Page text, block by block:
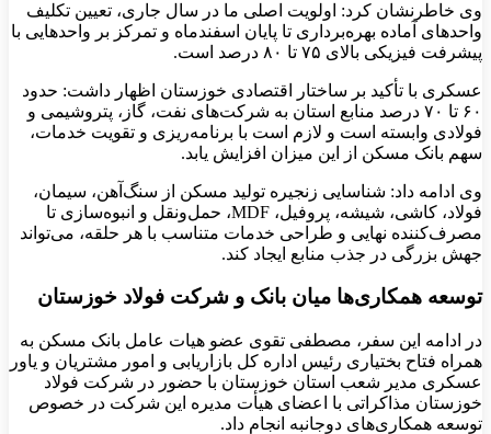
وی خاطرنشان کرد: اولویت اصلی ما در سال جاری، تعیین تکلیف
واحدهای آماده بهره‌برداری تا پایان اسفندماه و تمرکز بر واحدهایی با
پیشرفت فیزیکی بالای ۷۵ تا ۸۰ درصد است.
عسکری با تأکید بر ساختار اقتصادی خوزستان اظهار داشت: حدود
۶۰ تا ۷۰ درصد منابع استان به شرکت‌های نفت، گاز، پتروشیمی و
فولادی وابسته است و لازم است با برنامه‌ریزی و تقویت خدمات،
سهم بانک مسکن از این میزان افزایش یابد.
وی ادامه داد: شناسایی زنجیره تولید مسکن از سنگ‌آهن، سیمان،
فولاد، کاشی، شیشه، پروفیل، MDF، حمل‌ونقل و انبوه‌سازی تا
مصرف‌کننده نهایی و طراحی خدمات متناسب با هر حلقه، می‌تواند
جهش بزرگی در جذب منابع ایجاد کند.
توسعه همکاری‌ها میان بانک و شرکت فولاد خوزستان
در ادامه این سفر، مصطفی تقوی عضو هیات عامل بانک مسکن به
همراه فتاح بختیاری رئیس اداره کل بازاریابی و امور مشتریان و یاور
عسکری مدیر شعب استان خوزستان با حضور در شرکت فولاد
خوزستان مذاکراتی با اعضای هیأت مدیره این شرکت در خصوص
توسعه همکاری‌های دوجانبه انجام داد.